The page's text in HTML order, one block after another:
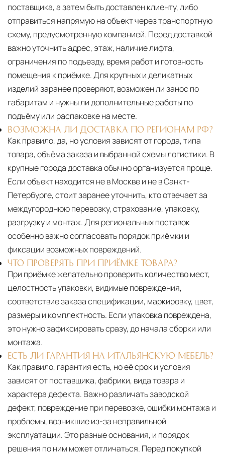
поставщика, а затем быть доставлен клиенту, либо
отправиться напрямую на объект через транспортную
схему, предусмотренную компанией. Перед доставкой
важно уточнить адрес, этаж, наличие лифта,
ограничения по подъезду, время работ и готовность
помещения к приёмке. Для крупных и деликатных
изделий заранее проверяют, возможен ли занос по
габаритам и нужны ли дополнительные работы по
подъёму или распаковке на месте.
ВОЗМОЖНА ЛИ ДОСТАВКА ПО РЕГИОНАМ РФ?
Как правило, да, но условия зависят от города, типа
товара, объёма заказа и выбранной схемы логистики. В
крупные города доставка обычно организуется проще.
Если объект находится не в Москве и не в Санкт-
Петербурге, стоит заранее уточнить, кто отвечает за
междугороднюю перевозку, страхование, упаковку,
разгрузку и монтаж. Для региональных поставок
особенно важно согласовать порядок приёмки и
фиксации возможных повреждений.
ЧТО ПРОВЕРЯТЬ ПРИ ПРИЁМКЕ ТОВАРА?
При приёмке желательно проверить количество мест,
целостность упаковки, видимые повреждения,
соответствие заказа спецификации, маркировку, цвет,
размеры и комплектность. Если упаковка повреждена,
это нужно зафиксировать сразу, до начала сборки или
монтажа.
ЕСТЬ ЛИ ГАРАНТИЯ НА ИТАЛЬЯНСКУЮ МЕБЕЛЬ?
Как правило, гарантия есть, но её срок и условия
зависят от поставщика, фабрики, вида товара и
характера дефекта. Важно различать заводской
дефект, повреждение при перевозке, ошибки монтажа и
проблемы, возникшие из-за неправильной
эксплуатации. Это разные основания, и порядок
решения по ним может отличаться. Перед покупкой